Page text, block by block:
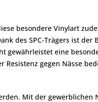
besondere Vinylart
des SPC-Trägers ist der
gewährleistet eine
gegen Nässe
Mit der gewerblichen